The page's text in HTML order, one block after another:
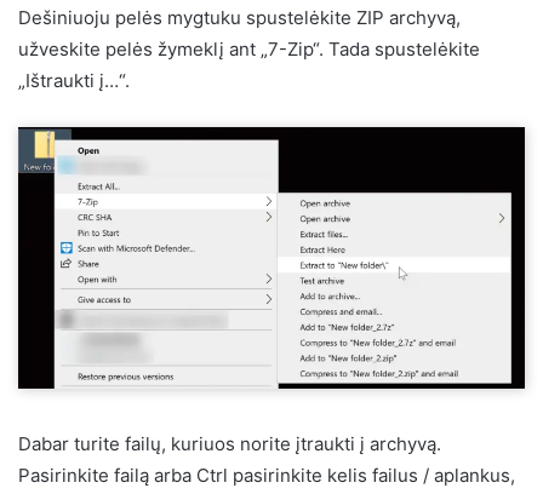
Dešiniuoju pelės mygtuku spustelėkite ZIP archyvą,
užveskite pelės žymeklį ant „7-Zip“. Tada spustelėkite
„Ištraukti į…“.
Dabar turite failų, kuriuos norite įtraukti į archyvą.
Pasirinkite failą arba Ctrl pasirinkite kelis failus / aplankus,